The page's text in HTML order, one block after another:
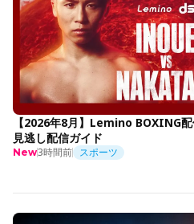
【2026年8月】Lemino BOXING
見逃し配信ガイド
New3時間前 スポーツ